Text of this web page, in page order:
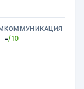
КОММУНИКАЦИЯ
-/10